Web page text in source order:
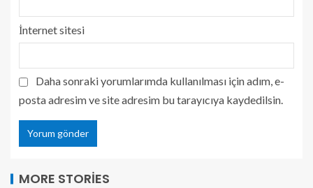
İnternet sitesi
Daha sonraki yorumlarımda kullanılması için adım, e-
posta adresim ve site adresim bu tarayıcıya kaydedilsin.
MORE STORIES